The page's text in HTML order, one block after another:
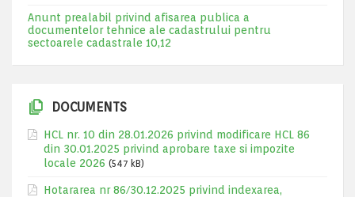
Anunt prealabil privind afisarea publica a
documentelor tehnice ale cadastrului pentru
sectoarele cadastrale 10,12
DOCUMENTS
HCL nr. 10 din 28.01.2026 privind modificare HCL 86
din 30.01.2025 privind aprobare taxe si impozite
locale 2026 (547 kB)
Hotararea nr 86/30.12.2025 privind indexarea,